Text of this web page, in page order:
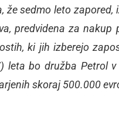
že sedmo leto
predvidena za
ki jih izberejo
leta bo družba Petrol
skoraj 500.000